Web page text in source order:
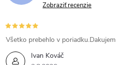
Zobraziť recenzie
Ivan Kováč
Všetko prebehlo v poriadku.Dakujem